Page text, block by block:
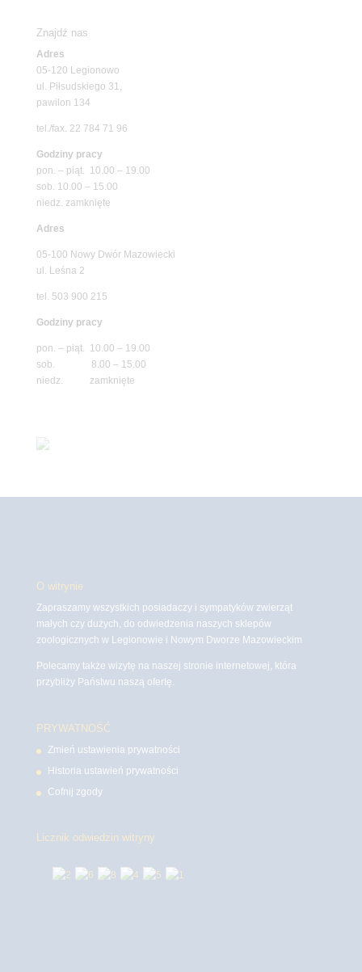
Znajdź nas
Adres
05-120 Legionowo
ul. Piłsudskiego 31,
pawilon 134
tel./fax. 22 784 71 96
Godziny pracy
pon. – piąt. 10.00 – 19.00
sob. 10.00 – 15.00
niedz. zamknięte
Adres
05-100 Nowy Dwór Mazowiecki
ul. Leśna 2
tel. 503 900 215
Godziny pracy
pon. – piąt. 10.00 – 19.00
sob. 8.00 – 15.00
niedz. zamknięte
O witrynie
Zapraszamy wszystkich posiadaczy i sympatyków zwierząt
małych czy dużych, do odwiedzenia naszych sklepów
zoologicznych w Legionowie i Nowym Dworze Mazowieckim
Polecamy także wizytę na naszej stronie internetowej, która
przybliży Państwu naszą ofertę.
PRYWATNOŚĆ
Zmień ustawienia prywatności
Historia ustawień prywatności
Cofnij zgody
Licznik odwiedzin witryny